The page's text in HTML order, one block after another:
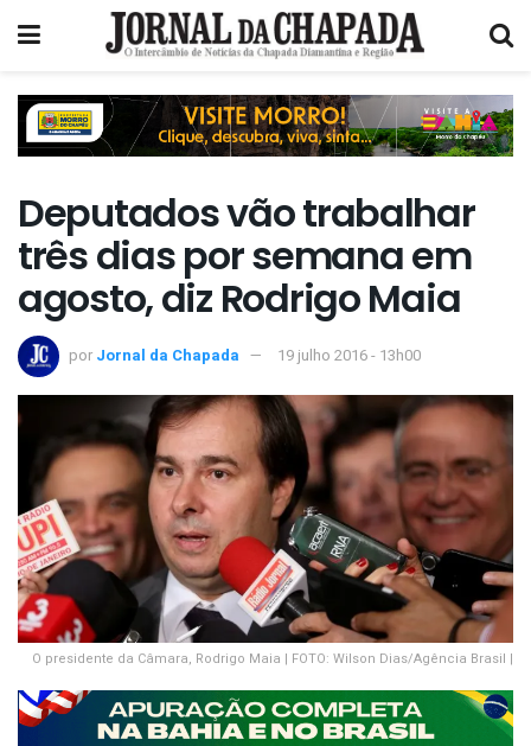
Deputados vão trabalhar
três dias por semana em
agosto, diz Rodrigo Maia
por Jornal da Chapada 19 julho 2016 - 13h00
O presidente da Câmara, Rodrigo Maia | FOTO: Wilson Dias/Agência Brasil |